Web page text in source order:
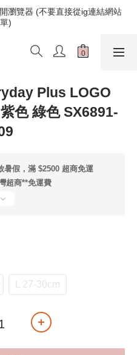
瀏覽器 (不要直接從ig連結網站
)
瀏覽器 (不要直接從ig連結網站
)
追蹤官方INSTAGRAM
)
Plus LOGO
色 綠色 SX6891-
暑假，滿 $2500 超商免運
超商**免運費
L 27-30cm